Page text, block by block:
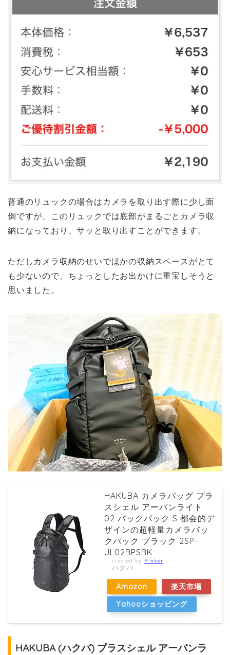
普通のリュックの場合はカメラを取り出す際に少し面
倒ですが、このリュックでは底部がまるごとカメラ収
納になっており、サッと取り出すことができます。
ただしカメラ収納のせいでほかの収納スペースがとて
も少ないので、ちょっとしたお出かけに重宝しそうと
思いました。
HAKUBA カメラバッグ プラ
スシェル アーバンライト
02 バックパック S 都会的デ
ザインの超軽量カメラバッ
クパック ブラック 2SP-
UL02BPSBK
created by Rinker
ハクバ
Amazon
楽天市場
Yahooショッピング
HAKUBA (ハクバ) プラスシェル アーバンラ